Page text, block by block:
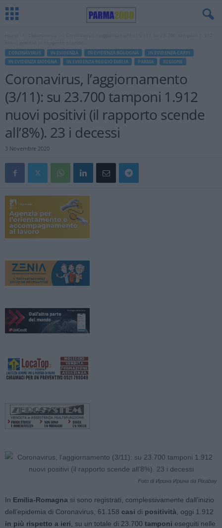
CORONAVIRUS IN EVIDENZA IN EVIDENZA BOLOGNA
IN EVIDENZA CARPI
IN EVIDENZA MODENA
IN EVIDENZA REGGIO EMILIA PARMA REGIONE
Coronavirus, l’aggiornamento
(3/11): su 23.700 tamponi 1.912
nuovi positivi (il rapporto scende
all’8%). 23 i decessi
3 Novembre 2020
Foto di Ирина Ирина da Pixabay
In Emilia-Romagna si sono registrati, complessivamente dall’inizio
dell’epidemia di Coronavirus, 61.158 casi di positività , oggi 1.912
in più rispetto a ieri , su un totale di 23.700 tamponi eseguiti nelle